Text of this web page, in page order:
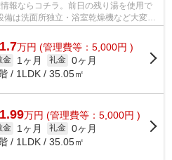
報ならコチラ。前日の残り湯を使用で
備は洗面所独立・浴室乾燥機など大変充
スで...
万円 (管理費等：5,000円 )
金 1ヶ月 礼金 0ヶ月
/ 1LDK / 35.05㎡
万円 (管理費等：5,000円 )
金 1ヶ月 礼金 0ヶ月
/ 1LDK / 35.05㎡